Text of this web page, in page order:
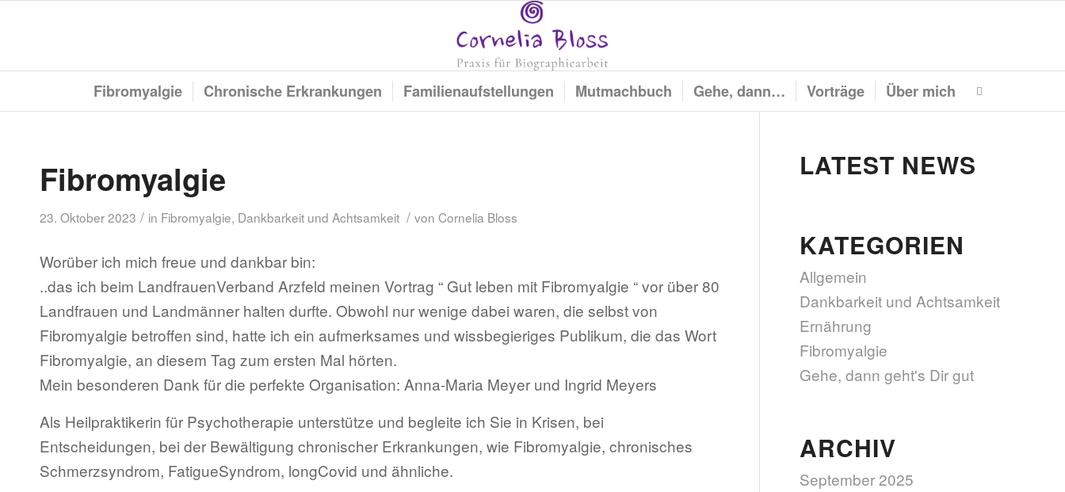
Fibromyalgie Chronische Erkrankungen Familienaufstellungen Mutmachbuch Gehe, dann… Vorträge Über mich
Fibromyalgie
23. Oktober 2023 / in Fibromyalgie, Dankbarkeit und Achtsamkeit / von Cornelia Bloss
Worüber ich mich freue und dankbar bin:
..das ich beim LandfrauenVerband Arzfeld meinen Vortrag “ Gut leben mit Fibromyalgie “ vor über 80
Landfrauen und Landmänner halten durfte. Obwohl nur wenige dabei waren, die selbst von
Fibromyalgie betroffen sind, hatte ich ein aufmerksames und wissbegieriges Publikum, die das Wort
Fibromyalgie, an diesem Tag zum ersten Mal hörten.
Mein besonderen Dank für die perfekte Organisation: Anna-Maria Meyer und Ingrid Meyers
Als Heilpraktikerin für Psychotherapie unterstütze und begleite ich Sie in Krisen, bei
Entscheidungen, bei der Bewältigung chronischer Erkrankungen, wie Fibromyalgie, chronisches
Schmerzsyndrom, FatigueSyndrom, longCovid und ähnliche.
LATEST NEWS
KATEGORIEN
Allgemein
Dankbarkeit und Achtsamkeit
Ernährung
Fibromyalgie
Gehe, dann geht's Dir gut
ARCHIV
September 2025